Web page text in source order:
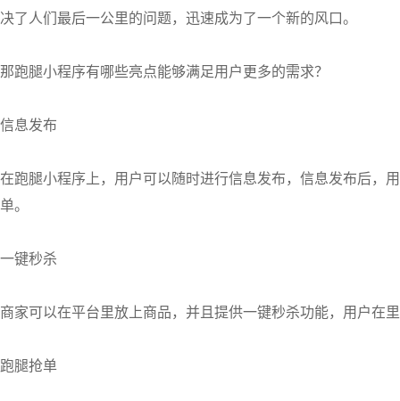
决了人们最后一公里的问题，迅速成为了一个新的风口。
那跑腿小程序有哪些亮点能够满足用户更多的需求？
信息发布
在跑腿小程序上，用户可以随时进行信息发布，信息发布后，
单。
一键秒杀
商家可以在平台里放上商品，并且提供一键秒杀功能，用户在
跑腿抢单